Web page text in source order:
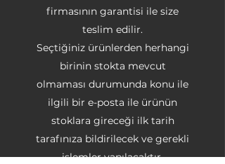
firmasının garantisi ile size
teslim edilir.
Seçtiğiniz ürünlerden herhangi
birinin stokta mevcut
olmaması durumunda konu ile
ilgili bir e-posta ile ürünün
stoklara gireceği ilk tarih
tarafınıza bildirilecek ve gerekli
işlemler yapılacaktır.